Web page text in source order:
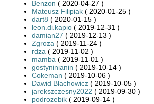
Benzon ( 2020-04-27 )
Mateusz Filipiak ( 2020-01-25 )
dart8 ( 2020-01-15 )
leon.di.kapio ( 2019-12-31 )
damian27 ( 2019-12-13 )
Zgroza ( 2019-11-24 )
rdza ( 2019-11-02 )
mamba ( 2019-11-01 )
gostyninianin ( 2019-10-14 )
Cokeman ( 2019-10-06 )
Dawid Błachowicz ( 2019-10-05 )
jarekszczesny2022 ( 2019-09-30 )
podrozebik ( 2019-09-14 )